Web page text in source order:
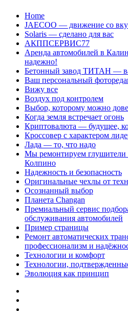
Перейти
содержанию
Home
JAECOO — движение со
Solaris — сделано для вас
АКППСЕРВИС77
Аренда автомобилей в
надежно!
Бетонный завод ТИТАН —
Ваш персональный
Вижу все
Воздух под контролем
Выбор, которому можно
Когда земля встречает огонь
Криптовалюта — будущее,
Кроссовер с характером
Лада — то, что надо
Мы ремонтируем глушители
Колпино
Надежность и безопасность
Оригинальные чехлы от
Осознанный выбор
Планета Changan
Премиальный сервис
обслуживания автомобилей
Пример страницы
Ремонт автоматических
профессионализм и
Технологии и комфорт
Технологии,
Эволюция как принцип